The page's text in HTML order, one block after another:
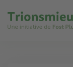
au
contenu